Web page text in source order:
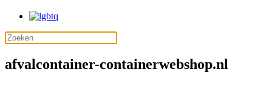
afvalcontainer-containerwebshop.nl